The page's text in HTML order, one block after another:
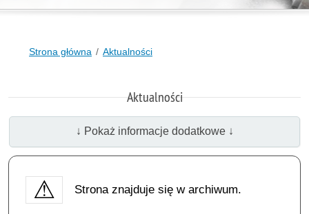
Strona główna Aktualności
Aktualności
↓ Pokaż informacje dodatkowe ↓
Strona znajduje się w archiwum.